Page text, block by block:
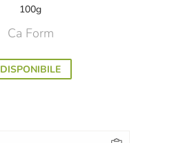
100g
Ca Form
DISPONIBILE